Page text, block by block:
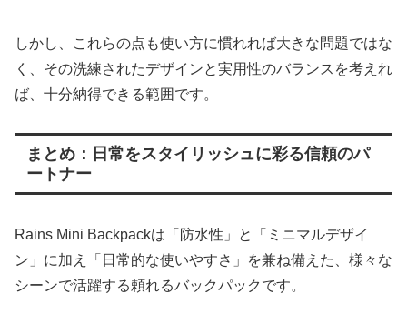
しかし、これらの点も使い方に慣れれば大きな問題ではな
く、その洗練されたデザインと実用性のバランスを考えれ
ば、十分納得できる範囲です。
まとめ：日常をスタイリッシュに彩る信頼のパ
ートナー
Rains Mini Backpackは「防水性」と「ミニマルデザイ
ン」に加え「日常的な使いやすさ」を兼ね備えた、様々な
シーンで活躍する頼れるバックパックです。